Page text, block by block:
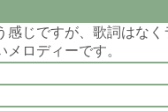
感じですが、歌詞はなく
ロディーです。